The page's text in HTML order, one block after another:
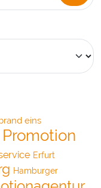
eins
Erfurt
Hamburger